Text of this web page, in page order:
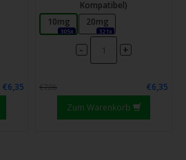
€6,35
Kompatibel)
10mg
305x
20mg
321x
- +
€7,06
€6,35
Zum Warenkorb